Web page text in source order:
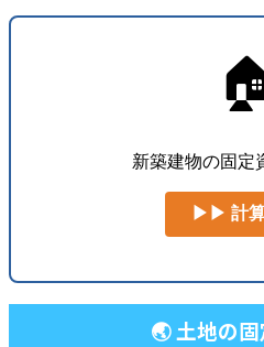
新築建物の固定
▶▶ 計
🌏 土地の